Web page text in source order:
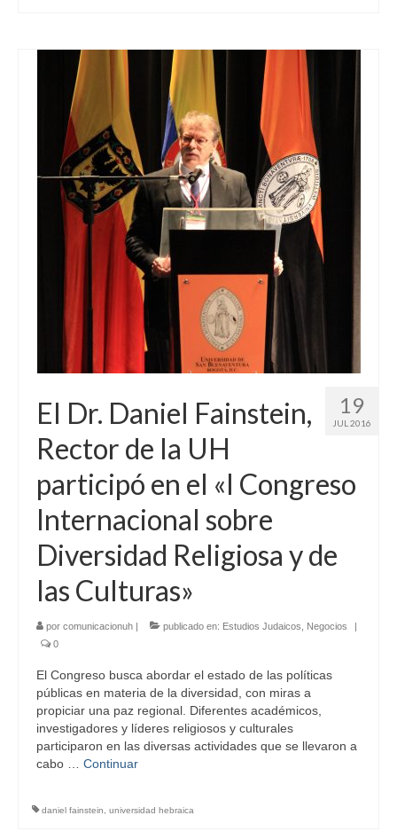
19
JUL 2016
El Dr. Daniel Fainstein,
Rector de la UH
participó en el «I Congreso
Internacional sobre
Diversidad Religiosa y de
las Culturas»
por comunicacionuh | publicado en: Estudios Judaicos Negocios
|
0
El Congreso busca abordar el estado de las políticas
públicas en materia de la diversidad, con miras a
propiciar una paz regional. Diferentes académicos,
investigadores y líderes religiosos y culturales
participaron en las diversas actividades que se llevaron a
cabo … Continuar
daniel fainstein universidad hebraica